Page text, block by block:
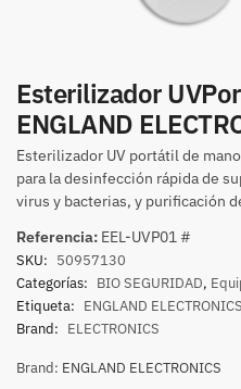
Esterilizador
ENGLAND
Esterilizador UV portátil de
para la desinfección rápida de
virus y bacterias, y purificación
Referencia: EEL-UVP01 #
SKU: 50957130
Categorías: BIO SEGURIDAD,
Etiqueta: ENGLAND ELECTRONICS
Brand: ELECTRONICS
Brand: ENGLAND ELECTRONICS